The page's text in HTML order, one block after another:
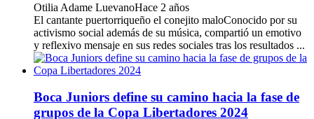
Otilia Adame LuevanoHace 2 años
El cantante puertorriqueño el conejito maloConocido por su
activismo social además de su música, compartió un emotivo
y reflexivo mensaje en sus redes sociales tras los resultados ...
Boca Juniors define su camino hacia la fase de
grupos de la Copa Libertadores 2024